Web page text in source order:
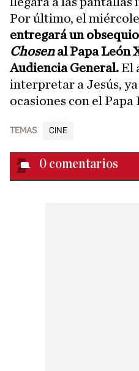
Por último, el
entregará un
Chosenal Papa León
Audiencia General.El
interpretar a Jesús,
ocasiones con el Papa
TEMAS CINE
0 comentarios